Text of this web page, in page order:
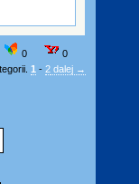
0
0
1 - 2 dalej →